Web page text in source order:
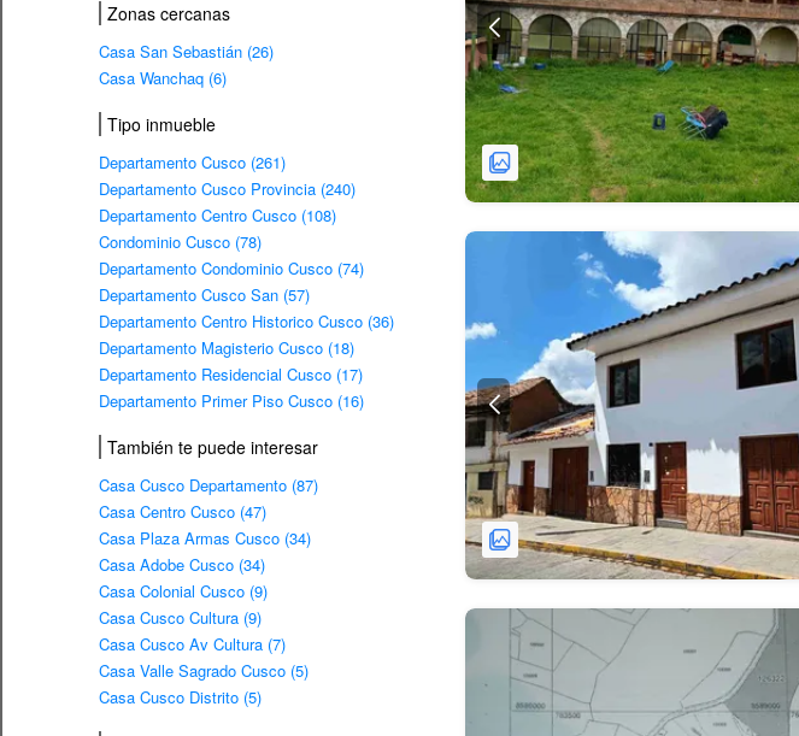
Zonas cercanas
Casa San Sebastián (26)
Casa Wanchaq (6)
Tipo inmueble
Departamento Cusco (261)
Departamento Cusco Provincia (240)
Departamento Centro Cusco (108)
Condominio Cusco (78)
Departamento Condominio Cusco (74)
Departamento Cusco San (57)
Departamento Centro Historico Cusco (36)
Departamento Magisterio Cusco (18)
Departamento Residencial Cusco (17)
Departamento Primer Piso Cusco (16)
También te puede interesar
Casa Cusco Departamento (87)
Casa Centro Cusco (47)
Casa Plaza Armas Cusco (34)
Casa Adobe Cusco (34)
Casa Colonial Cusco (9)
Casa Cusco Cultura (9)
Casa Cusco Av Cultura (7)
Casa Valle Sagrado Cusco (5)
Casa Cusco Distrito (5)